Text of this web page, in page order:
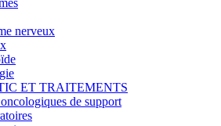
nerveux
ET TRAITEMENTS
de support